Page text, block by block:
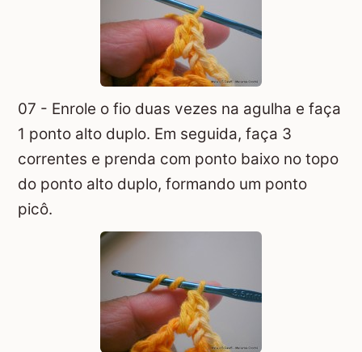
07 - Enrole o fio duas vezes na agulha e faça
1 ponto alto duplo. Em seguida, faça 3
correntes e prenda com ponto baixo no topo
do ponto alto duplo, formando um ponto
picô.